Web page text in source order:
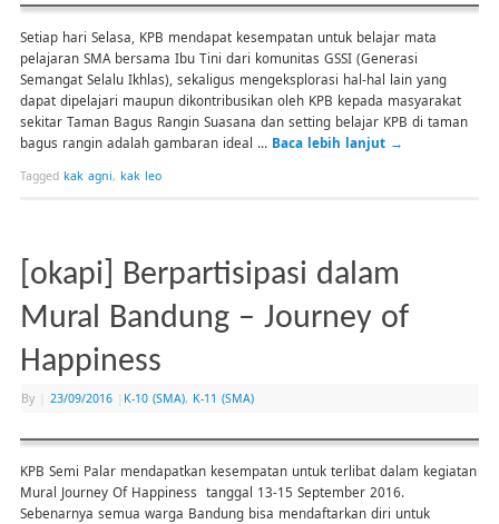
Setiap hari Selasa, KPB mendapat kesempatan untuk belajar mata
pelajaran SMA bersama Ibu Tini dari komunitas GSSI (Generasi
Semangat Selalu Ikhlas), sekaligus mengeksplorasi hal-hal lain yang
dapat dipelajari maupun dikontribusikan oleh KPB kepada masyarakat
sekitar Taman Bagus Rangin Suasana dan setting belajar KPB di taman
bagus rangin adalah gambaran ideal … Baca lebih lanjut →
Tagged kak agni, kak leo
[okapi] Berpartisipasi dalam
Mural Bandung – Journey of
Happiness
By 23/09/2016 K-10 (SMA), K-11 (SMA)
KPB Semi Palar mendapatkan kesempatan untuk terlibat dalam kegiatan
Mural Journey Of Happiness tanggal 13-15 September 2016.
Sebenarnya semua warga Bandung bisa mendaftarkan diri untuk